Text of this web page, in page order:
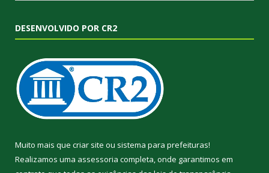
DESENVOLVIDO POR CR2
Muito mais que criar site ou sistema para prefeituras!
Realizamos uma assessoria completa, onde garantimos em